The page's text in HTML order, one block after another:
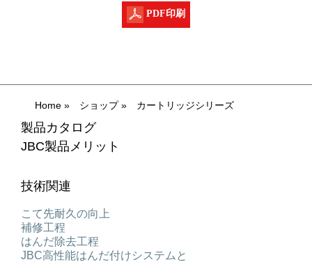
PDF印刷
Home» ショップ» カートリッジシリーズ
製品カタログ
JBC製品メリット
技術関連
こて先耐久の向上
補修工程
はんだ除去工程
JBC高性能はんだ付けシステムと